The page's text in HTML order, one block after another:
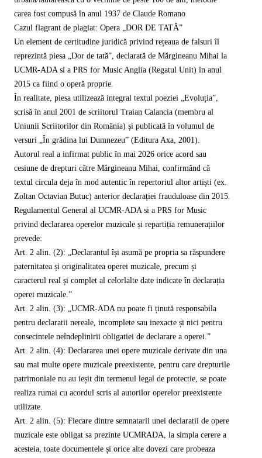
carea fost compusă în anul 1937 de Claude Romano
Cazul flagrant de plagiat: Opera „DOR DE TATĂ”
Un element de certitudine juridică privind rețeaua de falsuri îl
reprezintă piesa „Dor de tată”, declarată de Mărgineanu Mihai la
UCMR-ADA si a PRS for Music Anglia (Regatul Unit) în anul
2015 ca fiind o operă proprie.
În realitate, piesa utilizează integral textul poeziei „Evoluția”,
scrisă în anul 2001 de scriitorul Traian Calancia (membru al
Uniunii Scriitorilor din România) și publicată în volumul de
versuri „În grădina lui Dumnezeu” (Editura Axa, 2001).
Autorul real a infirmat public în mai 2026 orice acord sau
cesiune de drepturi către Mărgineanu Mihai, confirmând că
textul circula deja în mod autentic în repertoriul altor artiști (ex.
Zoltan Octavian Butuc) anterior declarației frauduloase din 2015.
Regulamentul General al UCMR-ADA si a PRS for Music
privind declararea operelor muzicale și repartiția remunerațiilor
prevede:
Art. 2 alin. (2): „Declarantul își asumă pe propria sa răspundere
paternitatea și originalitatea operei muzicale, precum și
caracterul real și complet al celorlalte date indicate în declarația
operei muzicale.”
Art. 2 alin. (3): „UCMR-ADA nu poate fi ținută responsabila
pentru declaratii nereale, incomplete sau inexacte și nici pentru
consecintele neîndeplinirii obligatiei de declarare a operei.”
Art. 2 alin. (4): Declararea unei opere muzicale derivate din una
sau mai multe opere muzicale preexistente, pentru care drepturile
patrimoniale nu au ieșit din termenul legal de protectie, se poate
realiza rumai cu acordul scris al autorilor operelor preexistente
utilizate.
Art. 2 alin. (5): Fiecare dintre semnatarii unei declaratii de opere
muzicale este obligat sa prezinte UCMR­ADA, la simpla cerere a
acesteia, toate documentele și orice alte dovezi care probeaza